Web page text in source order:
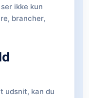
ikke kun
brancher,
udsnit, kan du